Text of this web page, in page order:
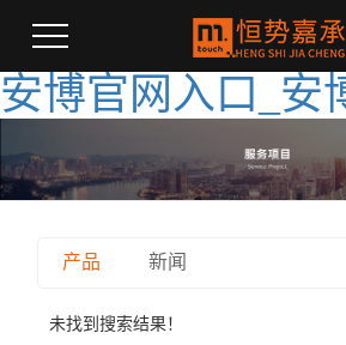
安博官网入口_安
产品 新闻
未找到搜索结果！